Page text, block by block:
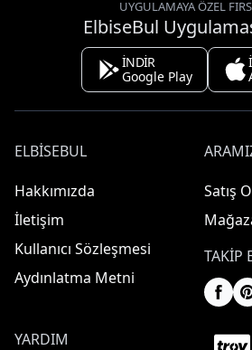
UYGULAMAYA ÖZEL
ElbiseBul
İNDİR
Google Play
ELBISEBUL
Hakkımızda
İletişim
Kullanıcı Sözleşmesi
Aydınlatma Metni
Satış
TAKIP
YARDIM